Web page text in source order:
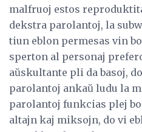
malfruoj estos
dekstra parolantoj, la
tiun eblon permesas vin
sperton al personaj
aŭskultante pli da basoj,
parolantoj ankaŭ ludu la
parolantoj funkcias plej
altajn kaj miksojn, do vi